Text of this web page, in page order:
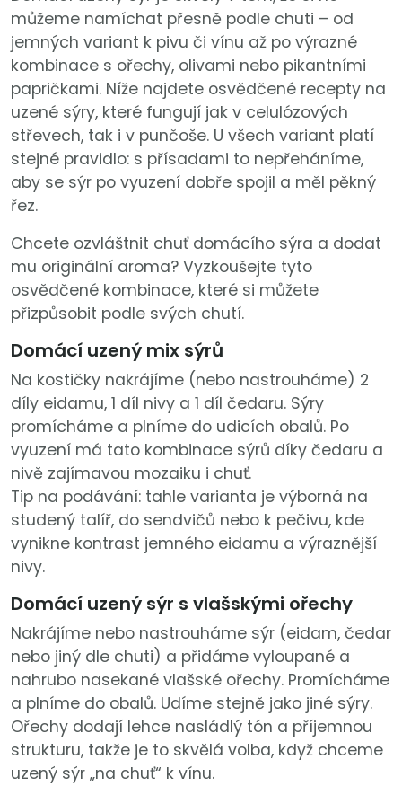
můžeme namíchat přesně podle chuti – od
jemných variant k pivu či vínu až po výrazné
kombinace s ořechy, olivami nebo pikantními
papričkami. Níže najdete osvědčené recepty na
uzené sýry, které fungují jak v celulózových
střevech, tak i v punčoše. U všech variant platí
stejné pravidlo: s přísadami to nepřeháníme,
aby se sýr po vyuzení dobře spojil a měl pěkný
řez.
Chcete ozvláštnit chuť domácího sýra a dodat
mu originální aroma? Vyzkoušejte tyto
osvědčené kombinace, které si můžete
přizpůsobit podle svých chutí.
Domácí uzený mix sýrů
Na kostičky nakrájíme (nebo nastrouháme) 2
díly eidamu, 1 díl nivy a 1 díl čedaru. Sýry
promícháme a plníme do udicích obalů. Po
vyuzení má tato kombinace sýrů díky čedaru a
nivě zajímavou mozaiku i chuť.
Tip na podávání: tahle varianta je výborná na
studený talíř, do sendvičů nebo k pečivu, kde
vynikne kontrast jemného eidamu a výraznější
nivy.
Domácí uzený sýr s vlašskými ořechy
Nakrájíme nebo nastrouháme sýr (eidam, čedar
nebo jiný dle chuti) a přidáme vyloupané a
nahrubo nasekané vlašské ořechy. Promícháme
a plníme do obalů. Udíme stejně jako jiné sýry.
Ořechy dodají lehce nasládlý tón a příjemnou
strukturu, takže je to skvělá volba, když chceme
uzený sýr „na chuť“ k vínu.